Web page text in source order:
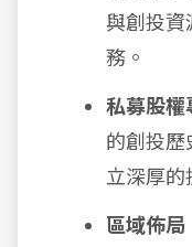
與創投資
務。
私募股權
的創投歷
立深厚的
區域佈局